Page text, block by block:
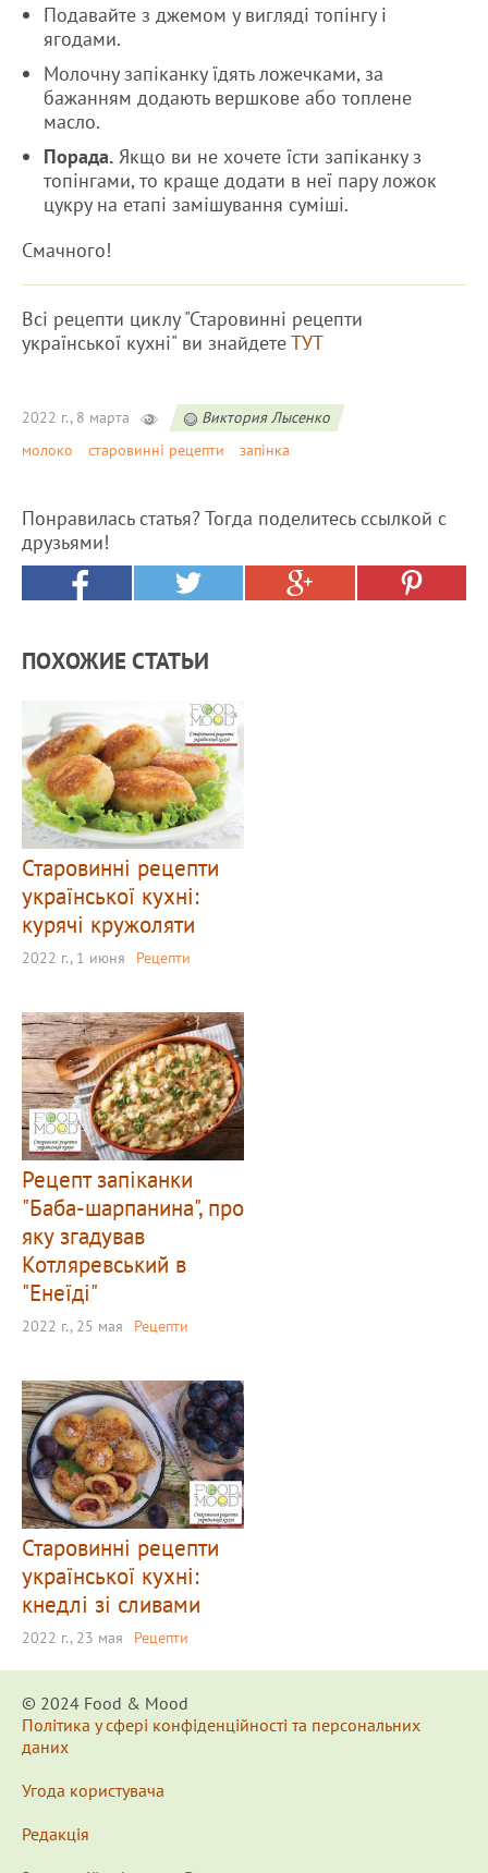
Подавайте з джемом у вигляді топінгу і
ягодами.
Молочну запіканку їдять ложечками, за
бажанням додають вершкове або топлене
масло.
Порада. Якщо ви не хочете їсти запіканку з
топінгами, то краще додати в неї пару ложок
цукру на етапі замішування суміші.
Смачного!
Всі рецепти циклу "Старовинні рецепти
української кухні" ви знайдетеТУТ
2022 г., 8 марта
Виктория Лысенко
молоко
старовинні рецепти запінка
Понравилась статья? Тогда поделитесь ссылкой с
друзьями!
ПОХОЖИЕ СТАТЬИ
Старовинні рецепти
української кухні:
курячі кружоляти
2022 г., 1 июня Рецепти
Рецепт запіканки
"Баба-шарпанина", про
яку згадував
Котляревський в
"Енеїді"
2022 г., 25 мая Рецепти
Старовинні рецепти
української кухні:
кнедлі зі сливами
2022 г., 23 мая Рецепти
© 2024 Food & Мood
Політика у сфері конфіденційності та персональних
даних
Угода користувача
Редакція